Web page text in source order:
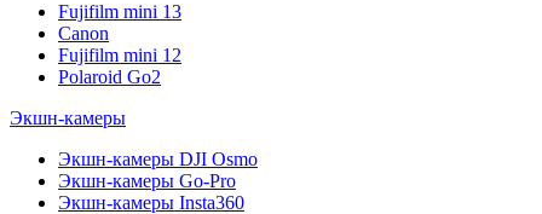
Fujifilm mini 13
Canon
Fujifilm mini 12
Polaroid Go2
Экшн-камеры
Экшн-камеры DJI Osmo
Экшн-камеры Go-Pro
Экшн-камеры Insta360